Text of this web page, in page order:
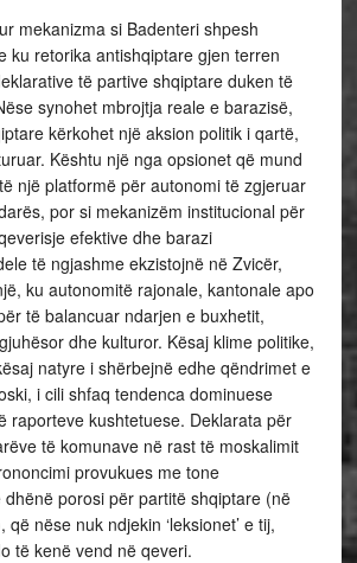
mekanizma si Badenteri shpesh
ku retorika antishqiptare gjen terren
të partive shqiptare duken të
synohet mbrojtja reale e barazisë,
kërkohet një aksion politik i qartë,
Kështu një nga opsionet që mund
një platformë për autonomi të zgjeruar
por si mekanizëm institucional për
efektive dhe barazi
të ngjashme ekzistojnë në Zvicër,
ku autonomitë rajonale, kantonale apo
të balancuar ndarjen e buxhetit,
dhe kulturor. Kësaj klime politike,
natyre i shërbejnë edhe qëndrimet e
i cili shfaq tendenca dominuese
raporteve kushtetuese. Deklarata për
të komunave në rast të moskalimit
provukues me tone
porosi për partitë shqiptare (në
nëse nuk ndjekin ‘leksionet’ e tij,
të kenë vend në qeveri.